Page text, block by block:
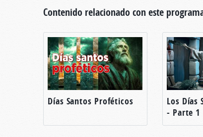
Contenido relacionado con este
Días Santos Proféticos
Los Días
- Parte 1